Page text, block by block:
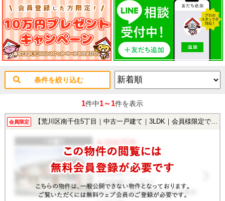
条件を絞り込む
1件中1～1件を表示
会員限定 【荒川区南千住5丁目｜中古一戸建て｜3LDK｜会員様限定で公開中！】